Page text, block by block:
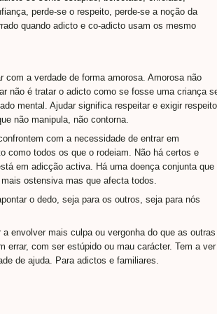
perde-se o respeito, perde-se a noção da
quando adicto e co-adicto usam os mesmo
com a verdade de forma amorosa. Amorosa não
não é tratar o adicto como se fosse uma criança
mental. Ajudar significa respeitar e exigir respeito
não manipula, não contorna.
com a necessidade de entrar em
como todos os que o rodeiam. Não há certos e
em adicção activa. Há uma doença conjunta que
ostensiva mas que afecta todos.
o dedo, seja para os outros, seja para nós
envolver mais culpa ou vergonha do que as outras
errar, com ser estúpido ou mau carácter. Tem a ver
de ajuda. Para adictos e familiares.